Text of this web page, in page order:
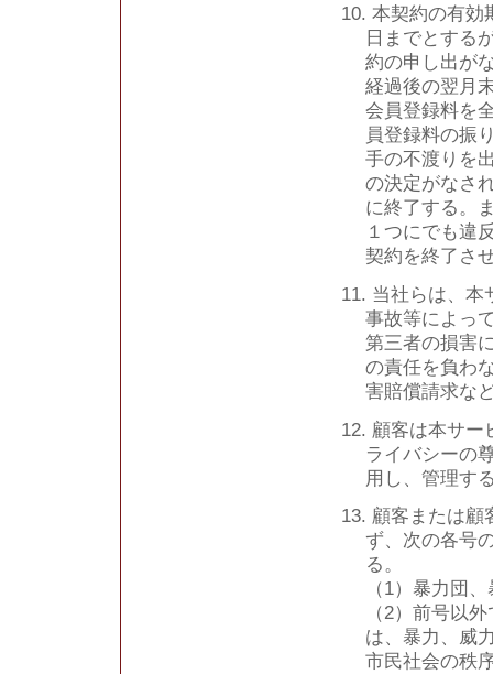
10. 本契約の有効
日までとする
約の申し出が
経過後の翌月
会員登録料を
員登録料の振
手の不渡りを
の決定がなさ
に終了する。
１つにでも違
契約を終了さ
11. 当社らは、本
事故等によっ
第三者の損害
の責任を負わ
害賠償請求な
12. 顧客は本サー
ライバシーの
用し、管理す
13. 顧客または顧
ず、次の各号
る。
（1）暴力団
（2）前号以
は、暴力、威
市民社会の秩